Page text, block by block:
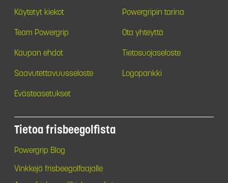
Käytetyt kiekot Powergripin tarina
Team Powergrip Ota yhteyttä
Kaupan ehdot Tietosuojaseloste
Saavutettavuusseloste Logopankki
Evästeasetukset
Tietoa frisbeegolfista
Powergrip Blog
Vinkkejä frisbeegolfaajalle